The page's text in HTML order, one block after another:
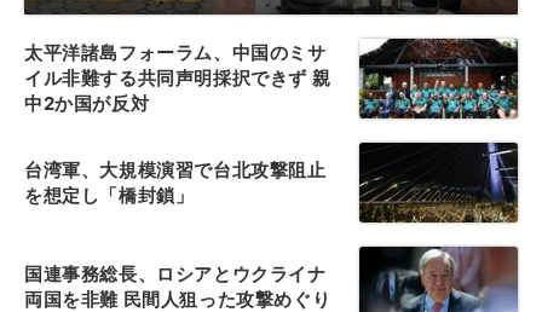
太平洋諸島フォーラム、中国のミサ
イル非難する共同声明採択できず 親
中2か国が反対
台湾軍、大規模演習で台北攻撃阻止
を想定し「橋封鎖」
国連事務総長、ロシアとウクライナ
両国を非難 民間人狙った攻撃めぐり